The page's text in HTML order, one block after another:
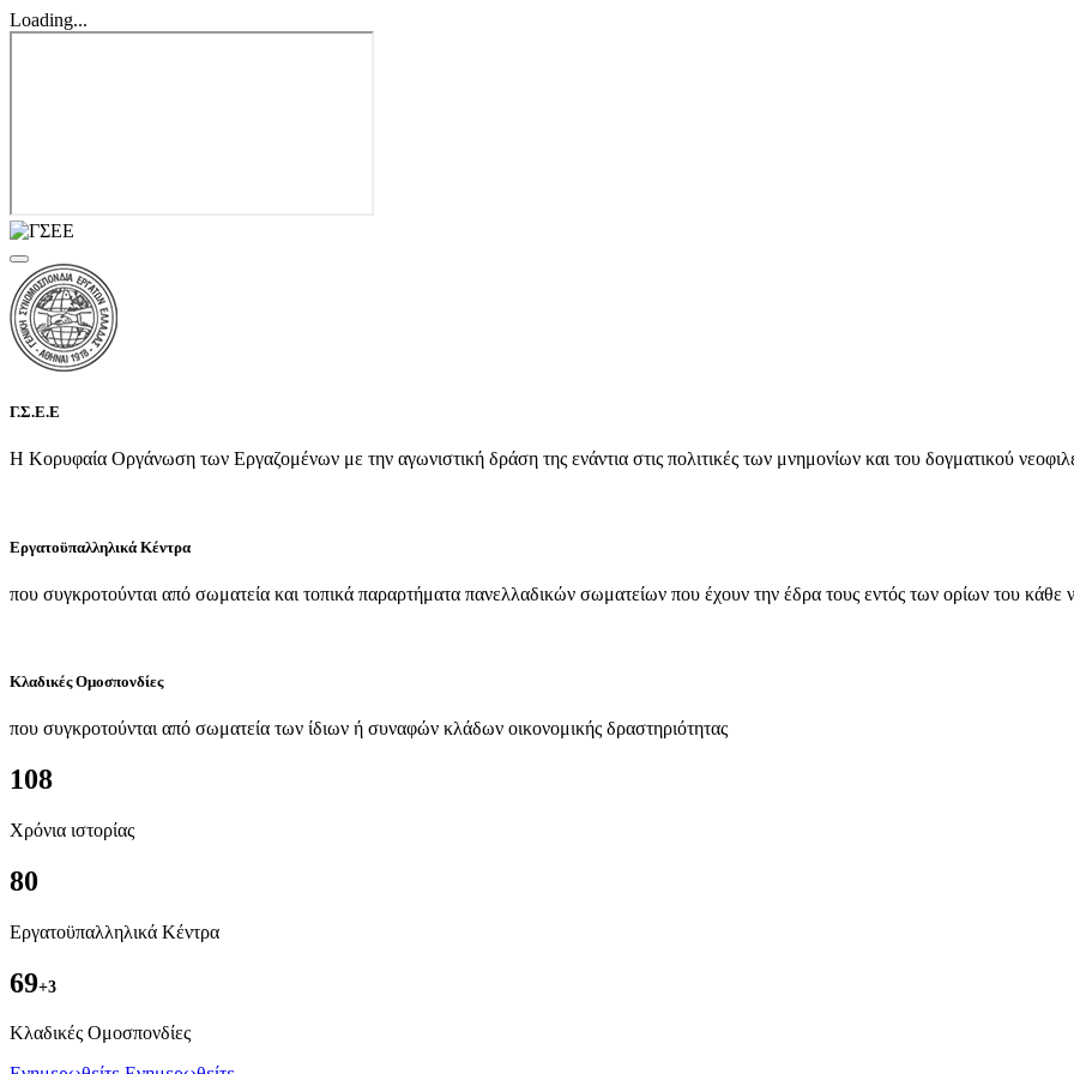
Loading...
Γ.Σ.Ε.Ε
Η Κορυφαία Οργάνωση των Εργαζομένων με την αγωνιστική δράση της ενάντια στις πολιτικές των μνημονίων και του δογματικού
Εργατοϋπαλληλικά Κέντρα
που συγκροτούνται από σωματεία και τοπικά παραρτήματα πανελλαδικών σωματείων που έχουν την έδρα τους εντός των ορίων του κάθε
Κλαδικές Ομοσπονδίες
που συγκροτούνται από σωματεία των ίδιων ή συναφών κλάδων οικονομικής δραστηριότητας
108
Χρόνια ιστορίας
80
Εργατοϋπαλληλικά Κέντρα
69+3
Kλαδικές Ομοσπονδίες